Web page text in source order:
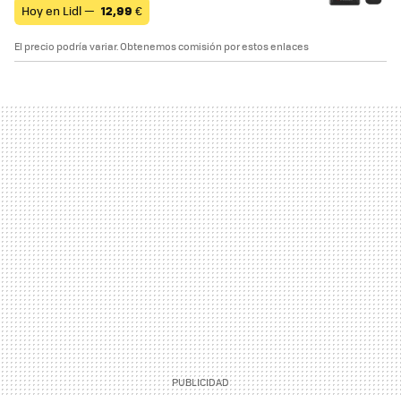
Hoy en Lidl — 12,99 €
El precio podría variar. Obtenemos comisión por estos enlaces